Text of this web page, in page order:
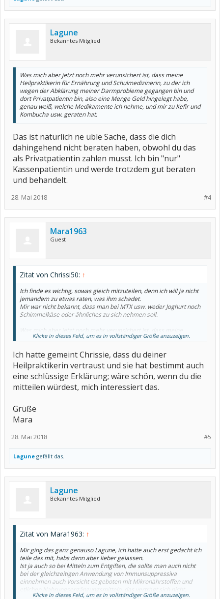
Lagune
Bekanntes Mitglied
Was mich aber jetzt noch mehr verunsichert ist, dass meine
Heilpraktikerin für Ernährung und Schulmedizinerin, zu der ich
wegen der Abklärung meiner Darmprobleme gegangen bin und
dort Privatpatientin bin, also eine Menge Geld hingelegt habe,
genau weiß, welche Medikamente ich nehme, und mir zu Kefir und
Kombucha usw. geraten hat.
Das ist natürlich ne üble Sache, dass die dich
dahingehend nicht beraten haben, obwohl du das
als Privatpatientin zahlen musst. Ich bin "nur"
Kassenpatientin und werde trotzdem gut beraten
und behandelt.
#4
28. Mai 2018
Mara1963
Guest
Zitat von Chrissi50: ↑
Ich finde es wichtig, sowas gleich mitzuteilen, denn ich will ja nicht
jemandem zu etwas raten, was ihm schadet.
Mir war nicht bekannt, dass man bei MTX usw. weder Joghurt noch
Schimmelkäse oder ähnliches zu sich nehmen soll.
Was mich aber jetzt noch mehr verunsichert ist, dass meine
Heilpraktikerin für Ernährung und Schulmedizinerin, zu der ich
dort Privatpatientin bin, also eine Menge Geld hingelegt habe,
genau weiß, welche Medikamente ich nehme, und mir zu Kefir und
Kombucha usw. geraten hat.
Klicke in dieses Feld, um es in vollständiger Größe anzuzeigen.
Ich hatte gemeint Chrissie, dass du deiner
Heilpraktikerin vertraust und sie hat bestimmt auch
eine schlüssige Erklärung; wäre schön, wenn du die
mitteilen würdest, mich interessiert das.
Grüße
Mara
#5
28. Mai 2018
Lagune gefällt das.
Lagune
Bekanntes Mitglied
Zitat von Mara1963: ↑
Mir ging das ganz genauso Lagune, ich hatte auch erst gedacht ich
teile das mit, habs dann aber lieber gelassen.
Ist ja auch so bei Mitteln zum Entgiften, die sollte man auch nicht
bei der gleichzeitigen Anwendung von Immunsuppressiva
einnehmen auch Vorsicht ist geboten mit Mikronährstoffen und
etlichen Nahrungsergänzungsmitteln, das verträgt sich nicht.
Klicke in dieses Feld, um es in vollständiger Größe anzuzeigen.